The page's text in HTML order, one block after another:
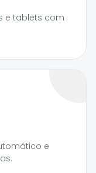
e tablets com
e